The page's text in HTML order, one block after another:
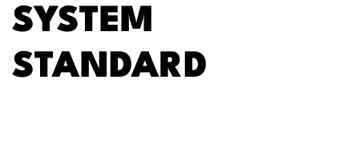
SYSTEM
STANDARD